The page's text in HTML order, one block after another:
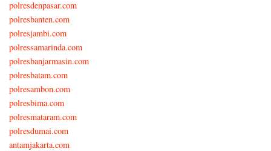
polresdenpasar.com
polresbanten.com
polresjambi.com
polressamarinda.com
polresbanjarmasin.com
polresbatam.com
polresambon.com
polresbima.com
polresmataram.com
polresdumai.com
antamjakarta.com